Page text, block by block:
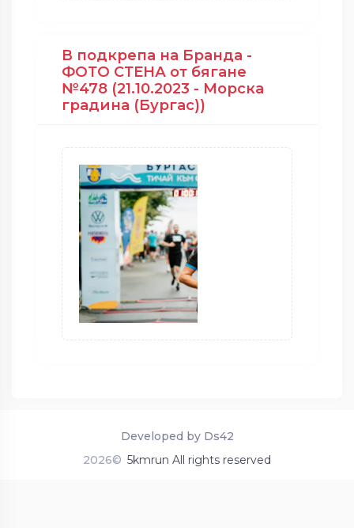
В подкрепа на Бранда -
ФОТО СТЕНА от бягане
№478 (21.10.2023 - Морска
градина (Бургас))
2026© 5kmrun All rights reserved
Developed by Ds42